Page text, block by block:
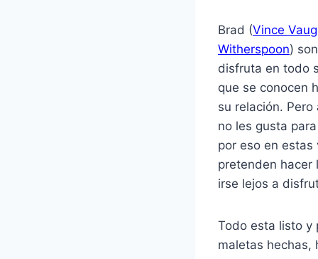
Brad (Vince
Witherspoon)
disfruta en todo
que se conocen
su relación.
no les gusta
por eso en estas
pretenden hacer
irse lejos a
Todo esta listo y
maletas hechas,